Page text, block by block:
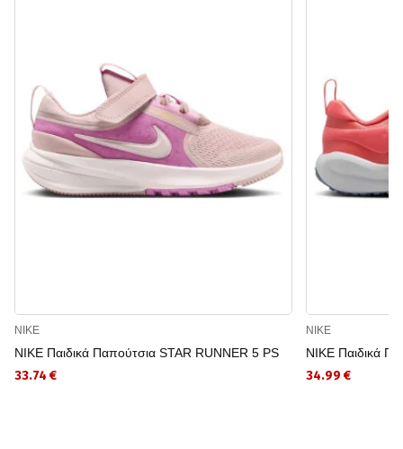
NIKE
NIKE Παιδικά Παπούτσια STAR RUNNER 5 PS
33.74 €
NIKE
NIKE Παιδικά
34.99 €